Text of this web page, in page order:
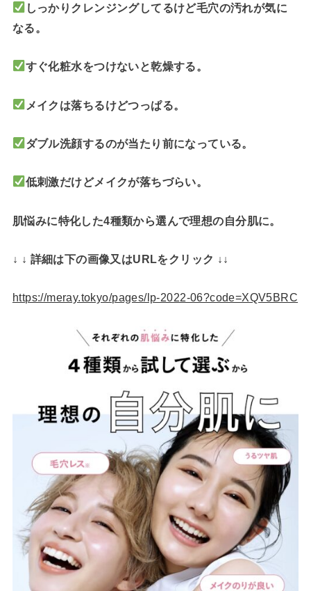
しっかりクレンジングしてるけど毛穴の汚れが気に
なる。
すぐ化粧水をつけないと乾燥する。
メイクは落ちるけどつっぱる。
ダブル洗顔するのが当たり前になっている。
低刺激だけどメイクが落ちづらい。
肌悩みに特化した4種類から選んで理想の自分肌に。
↓ ↓ 詳細は下の画像又はURLをクリック ↓↓
https://meray.tokyo/pages/lp-2022-06?code=XQV5BRC